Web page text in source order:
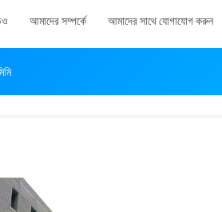
আমাদের সম্পর্কে আমাদের সাথে যোগাযোগ করুন